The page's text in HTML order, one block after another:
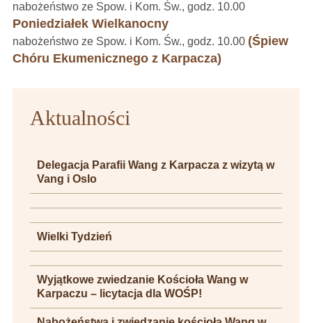
nabożeństwo ze Spow. i Kom. Św., godz. 10.00
Poniedziałek Wielkanocny
nabożeństwo ze Spow. i Kom. Św., godz. 10.00 (Śpiew
Chóru Ekumenicznego z Karpacza)
Aktualności
Delegacja Parafii Wang z Karpacza z wizytą w
Vang i Oslo
Wielki Tydzień
Wyjątkowe zwiedzanie Kościoła Wang w
Karpaczu – licytacja dla WOŚP!